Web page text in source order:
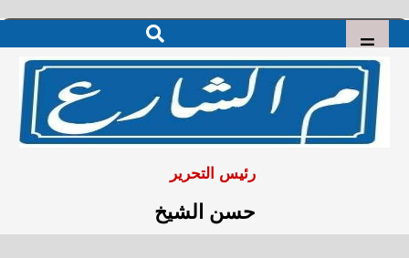
رئيس التحرير
حسن الشيخ